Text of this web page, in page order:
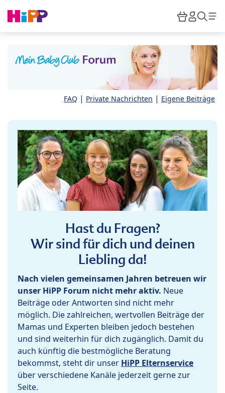
HiPP
FAQ | Private Nachrichten | Eigene Beiträge
Hast du Fragen?
Wir sind für dich und deinen
Liebling da!
Nach vielen gemeinsamen Jahren betreuen wir
unser HiPP Forum nicht mehr aktiv. Neue
Beiträge oder Antworten sind nicht mehr
möglich. Die zahlreichen, wertvollen Beiträge der
Mamas und Experten bleiben jedoch bestehen
und sind weiterhin für dich zugänglich. Damit du
auch künftig die bestmögliche Beratung
bekommst, steht dir unser HiPP Elternservice
über verschiedene Kanäle jederzeit gerne zur
Seite.